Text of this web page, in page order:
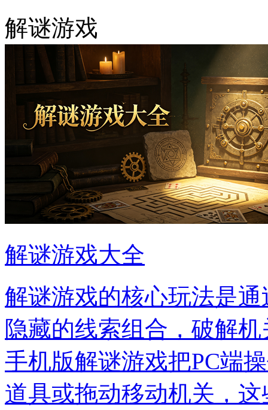
解谜游戏
解谜游戏大全
解谜游戏的核心玩法是
隐藏的线索组合，破解
手机版解谜游戏把PC端
道具或拖动移动机关，